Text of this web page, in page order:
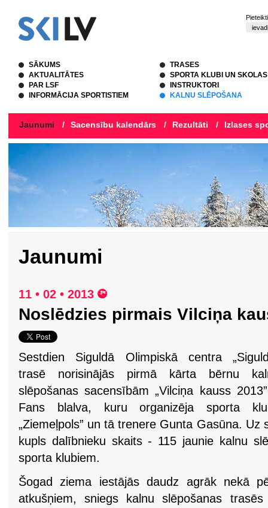
SĀKUMS
AKTUALITĀTES
PAR LSF
INFORMĀCIJA SPORTISTIEM
TRASES
SPORTA KLUBI UN SKOLAS
INSTRUKTORI
KALNU SLĒPOŠANA
Jaunumi / Sacensību kalendārs / Rezultāti / Izlases
Jaunumi
11 • 02 • 2013
Noslēdzies pirmais Vilciņa
Sestdien Siguldā Olimpiskā centra
trasē norisinājās pirmā kārta bērnu
slēpošanas sacensībām „Vilciņa kauss
Fans blalva, kuru organizēja sporta
„Ziemeļpols” un tā trenere Gunta Gasūna. Uz
kupls dalībnieku skaits - 115 jaunie kalnu
sporta klubiem.
Šogad ziema iestājās daudz agrāk nekā
atkušņiem, sniegs kalnu slēpošanas